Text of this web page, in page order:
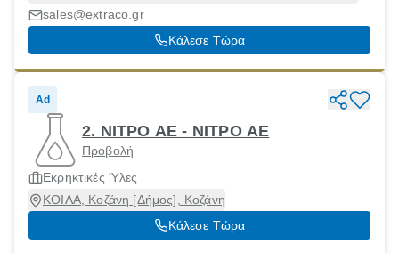
sales@extraco.gr
Κάλεσε Τώρα
Ad
2. ΝΙΤΡΟ ΑΕ - ΝΙΤΡΟ ΑΕ
Προβολή
Εκρηκτικές Ύλες
ΚΟΙΛΑ, Κοζάνη [Δήμος], Κοζάνη
Κάλεσε Τώρα